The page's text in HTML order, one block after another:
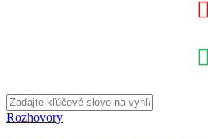
Rozhovory